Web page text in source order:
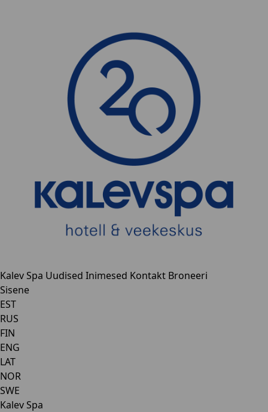
Kalev Spa Uudised Inimesed Kontakt Broneeri
Sisene
EST
RUS
FIN
ENG
LAT
NOR
SWE
Kalev Spa